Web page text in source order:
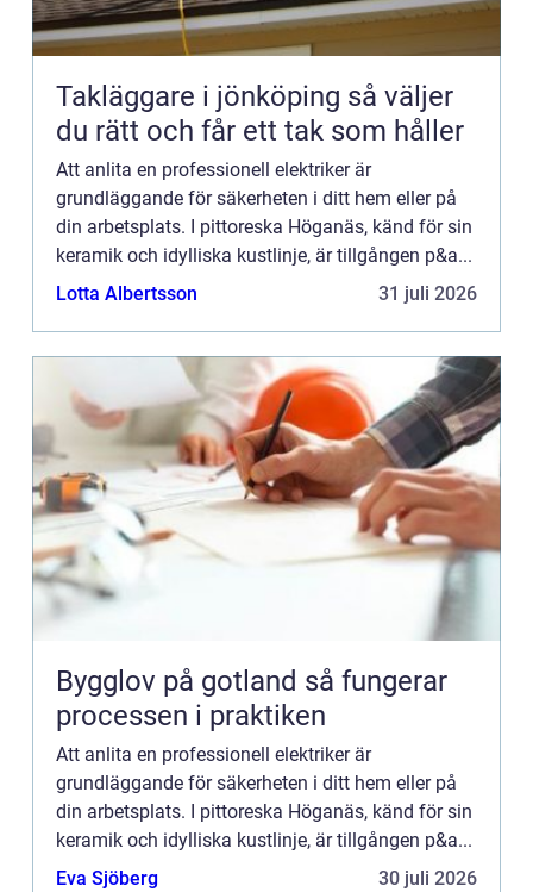
Takläggare i jönköping så väljer
du rätt och får ett tak som håller
Att anlita en professionell elektriker är
grundläggande för säkerheten i ditt hem eller på
din arbetsplats. I pittoreska Höganäs, känd för sin
keramik och idylliska kustlinje, är tillgången p&a...
Lotta Albertsson
31 juli 2026
Bygglov på gotland så fungerar
processen i praktiken
Att anlita en professionell elektriker är
grundläggande för säkerheten i ditt hem eller på
din arbetsplats. I pittoreska Höganäs, känd för sin
keramik och idylliska kustlinje, är tillgången p&a...
Eva Sjöberg
30 juli 2026